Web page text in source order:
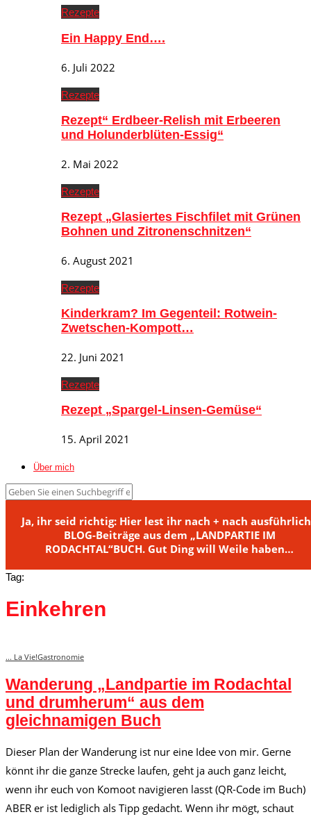
Rezepte
Ein Happy End….
6. Juli 2022
Rezepte
Rezept“ Erdbeer-Relish mit Erbeeren
und Holunderblüten-Essig“
2. Mai 2022
Rezepte
Rezept „Glasiertes Fischfilet mit Grünen
Bohnen und Zitronenschnitzen“
6. August 2021
Rezepte
Kinderkram? Im Gegenteil: Rotwein-
Zwetschen-Kompott…
22. Juni 2021
Rezepte
Rezept „Spargel-Linsen-Gemüse“
15. April 2021
Über mich
Ja, ihr seid richtig: Hier lest ihr nach + nach
BLOG-Beiträge aus dem „LANDPARTIE IM
RODACHTAL“BUCH. Gut Ding will Weile haben…
Tag:
Einkehren
... La Vie!Gastronomie
Wanderung „Landpartie im Rodachtal
und drumherum“ aus dem
gleichnamigen Buch
Dieser Plan der Wanderung ist nur eine Idee von mir. Gerne
könnt ihr die ganze Strecke laufen, geht ja auch ganz leicht,
wenn ihr euch von Komoot navigieren lasst (QR-Code im Buch)
ABER er ist lediglich als Tipp gedacht. Wenn ihr mögt, schaut